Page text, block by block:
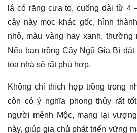
lá có răng cưa to, cuống dài từ 4
cây này mọc khác gốc, hình
nhỏ, màu vàng hay xanh,
Nếu bạn trồng Cây Ngũ Gia Bì
tòa nhà sẽ rất phù hợp.
Không chỉ thích hợp trồng trong
còn có ý nghĩa phong thủy rất
người mệnh Mộc, mang lại
này, giúp gia chủ phát triển vững